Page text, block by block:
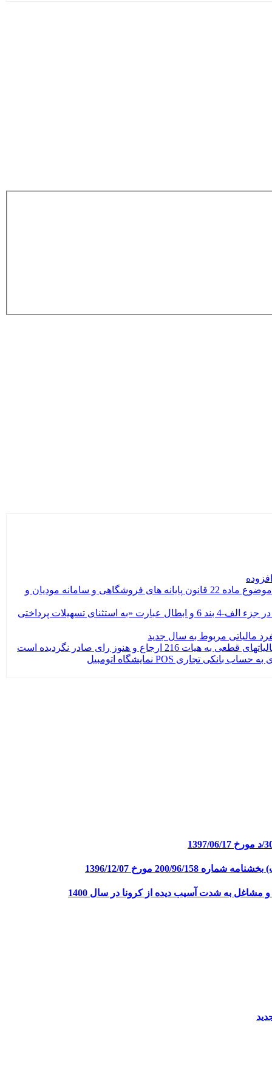
بخشنامه: 200/67666/د تمدید مواعید زمانی مندرج در بند 2 بخشنامه شماره 200/1403/24 مورخ 1403/08/29 موضوع بخشودگی جرایم موضوع ماده 22 قانون پایانه های فروشگاهی و سامانه مودیان و
ارسال دادنامه شماره 140009970905811079 مورخ 1400/04/08 هیات عمومی دیوان عدالت اداری مبنی بر ابطال واژگان «حداکثر تا» در جزء الف-4 بند 6 و ابطال عبارت «به استثنای تسهیلات پرداختی